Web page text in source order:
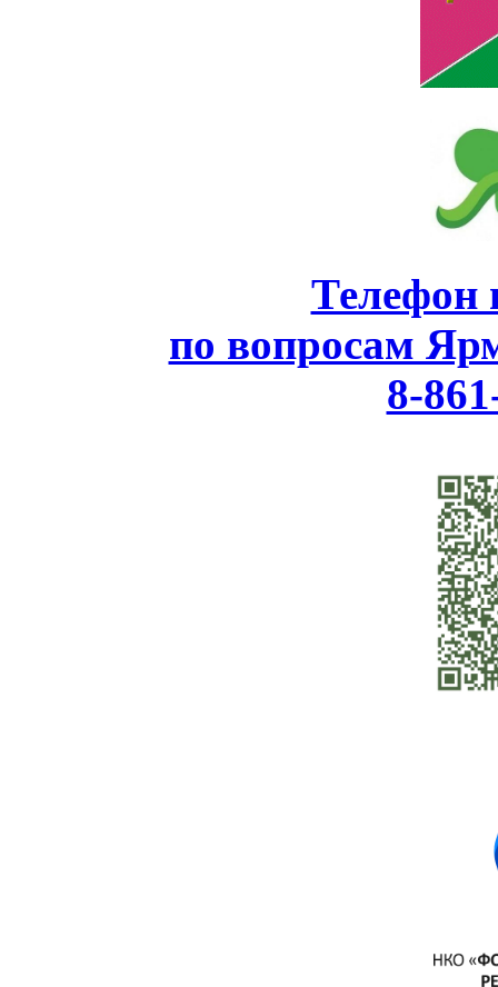
Телефон
по вопросам
8-